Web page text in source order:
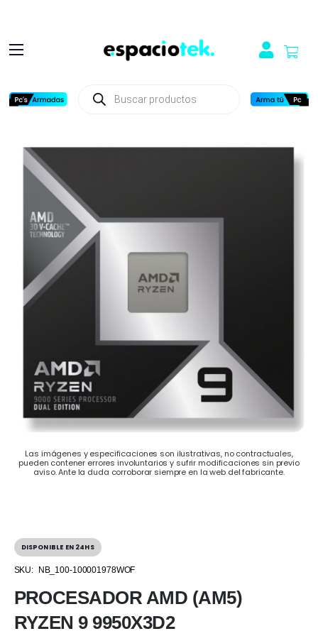
productos
Las imágenes y especificaciones son ilustrativas, no contractuales,
pueden contener errores involuntarios y sufrir modificaciones sin previo
aviso. Ante la duda corroborar siempre en la web del fabricante.
DISPONIBLE EN 24HS
SKU: NB_100-100001978WOF
PROCESADOR AMD (AM5)
RYZEN 9 9950X3D2